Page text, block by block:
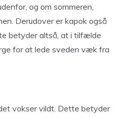
og om sommeren,
Derudover er kapok også
betyder altså, at i tilfælde
for at lede sveden væk fra
vokser vildt. Dette betyder